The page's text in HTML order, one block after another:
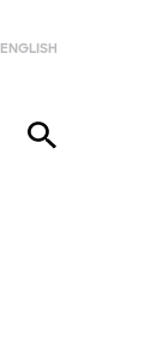
ENGLISH